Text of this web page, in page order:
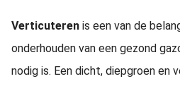
Verticuteren is een van de
onderhouden van een gezond
nodig is. Een dicht, diepgroen en